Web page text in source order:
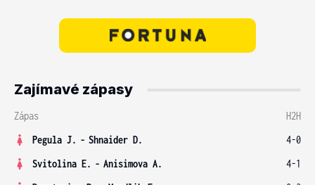
Zajímavé zápasy
Zápas
H2H
Pegula J. - Shnaider D.
4-0
Svitolina E. - Anisimova A.
4-1